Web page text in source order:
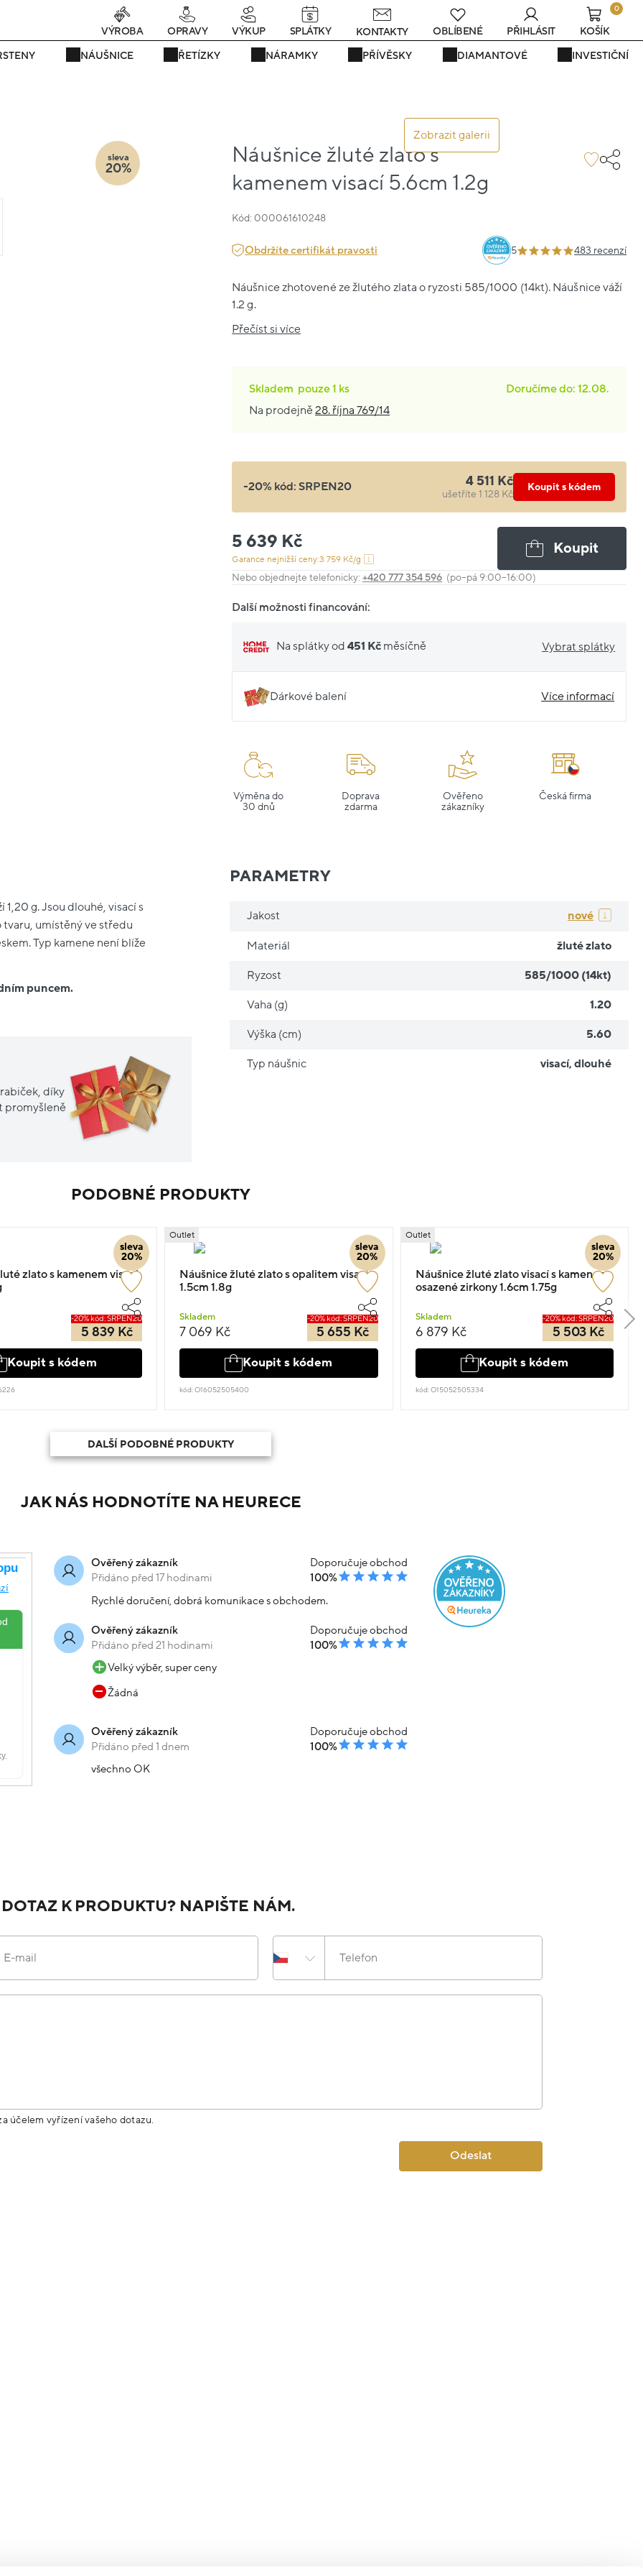
teď! - 20 % na vše! Kód: SRPEN20 23 dní : 20h : 36m : 10s
NÁUŠNICE ŘETÍZKY NÁRAMKY PŘÍVĚSKY DIAMANTOVÉ INVESTIČNÍ
VÝROBA OPRAVY VÝKUP SPLÁTKY KONTAKTY OBLÍBENÉ PŘIHLÁSIT
0
KOŠÍK
Zobrazit galerii
Náušnice žluté zlato s
kamenem visací 5.6cm 1.2g
Kód: 000061610248
sleva
20%
Obdržíte certifikát pravosti 5 483 recenzí
Náušnice zhotovené ze žlutého zlata o ryzosti 585/1000 (14kt). Náušnice váží
1.2 g.
Přečíst si více
Skladem pouze1 ks
Doručíme do: 12.08.
Na prodejně28. října 769/14
-20% kód:SRPEN20 4 511 Kč
ušetříte 1 128 Kč
Koupit s kódem
5 639 Kč
Garance nejnižší ceny:3 759 Kč/g
Koupit
Nebo objednejte telefonicky:+420 777 354 596 (po–pá 9:00–16:00)
Další možnosti financování:
Na splátky od451 Kč měsíčně Vybrat splátky
Dárkové balení Více informací
Výměna do
30 dnů
Doprava
zdarma
Ověřeno
zákazníky
Česká firma
g. Jsou dlouhé, visací s
umístěný ve středu
Typ kamene není blíže
puncem.
díky
promyšleně
PARAMETRY
Jakost nové
Materiál žluté zlato
Ryzost 585/1000 (14kt)
Vaha (g) 1.20
Výška (cm) 5.60
Typ náušnic visací, dlouhé
PODOBNÉ PRODUKTY
sleva
20%
zlato s kamenem visací
-20% kód: SRPEN20
5 839 Kč
Koupit s kódem
sleva
20%
Outlet
Náušnice žluté zlato s opalitem visací
1.5cm 1.8g
Skladem
7 069 Kč
-20% kód: SRPEN20
5 655 Kč
Koupit s kódem
kód: O16052505400
sleva
20%
Outlet
Náušnice žluté zlato visací s kamenem
osazené zirkony 1.6cm 1.75g
Skladem
6 879 Kč
-20% kód: SRPEN20
5 503 Kč
Koupit s kódem
kód: O15052505334
DALŠÍ PODOBNÉ PRODUKTY
JAK NÁS HODNOTÍTE NA HEURECE
Ověřený zákazník
Přidáno před 17 hodinami
Doporučuje obchod
100%
Rychlé doručení, dobrá komunikace s obchodem.
Ověřený zákazník
Přidáno před 21 hodinami
Doporučuje obchod
100%
Velký výběr, super ceny
Žádná
Ověřený zákazník
Přidáno před 1 dnem
Doporučuje obchod
100%
všechno OK
K PRODUKTU? NAPIŠTE NÁM.
E-mail Telefon
účelem vyřízení vašeho dotazu.
Odeslat